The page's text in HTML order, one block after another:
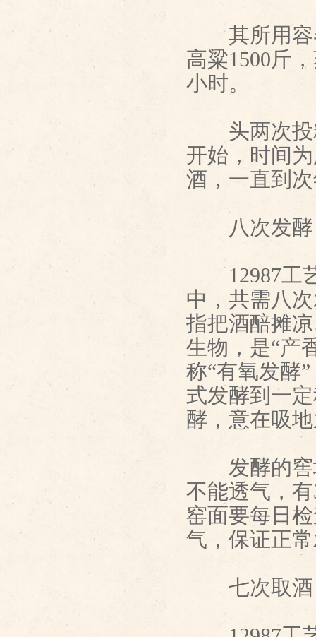
其所用容器
高粱1500斤
小时。
头两次投
开始，时间
酒，一直到
八次发酵
12987工艺
中，共需八
指把酒醅摊
生物，是“产
称“有氧发酵
式发酵到一
酵，意在吸
发酵的窖
不能透气，
窑面要每日
气，保证正
七次取酒